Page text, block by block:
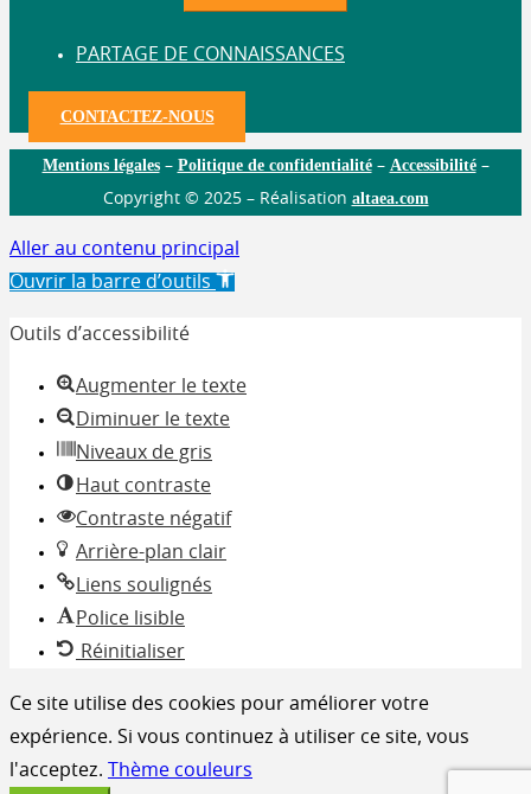
PARTAGE DE CONNAISSANCES
CONTACTEZ-NOUS
Mentions légales– Politique de confidentialité– Accessibilité–
Copyright © 2025 – Réalisation altaea.com
Aller au contenu principal
Ouvrir la barre d’outils
Outils d’accessibilité
Augmenter le texte
Diminuer le texte
Niveaux de gris
Haut contraste
Contraste négatif
Arrière-plan clair
Liens soulignés
Police lisible
Réinitialiser
Ce site utilise des cookies pour améliorer votre
expérience. Si vous continuez à utiliser ce site, vous
l'acceptez.
Thème couleurs